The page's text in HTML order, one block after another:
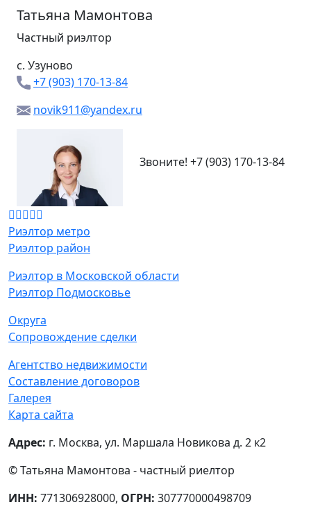
Татьяна Мамонтова
Частный риэлтор
с. Узуново
+7 (903) 170-13-84
novik911@yandex.ru
Звоните! +7 (903) 170-13-84
Риэлтор метро
Риэлтор район
Риэлтор в Московской области
Риэлтор Подмосковье
Округа
Сопровождение сделки
Агентство недвижимости
Составление договоров
Галерея
Карта сайта
Адрес: г. Москва, ул. Маршала Новикова д. 2 к2
© Татьяна Мамонтова - частный риелтор
ИНН: 771306928000, ОГРН: 307770000498709